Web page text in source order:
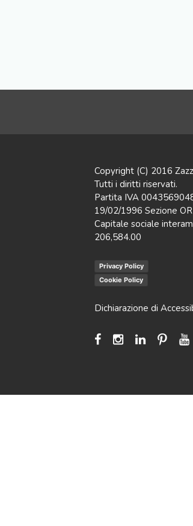
Copyright (C) 2016
Tutti i diritti riservati.
Partita IVA
19/02/1996 Sezione
Capitale sociale
206,584.00
Privacy Policy
Cookie Policy
Dichiarazione di